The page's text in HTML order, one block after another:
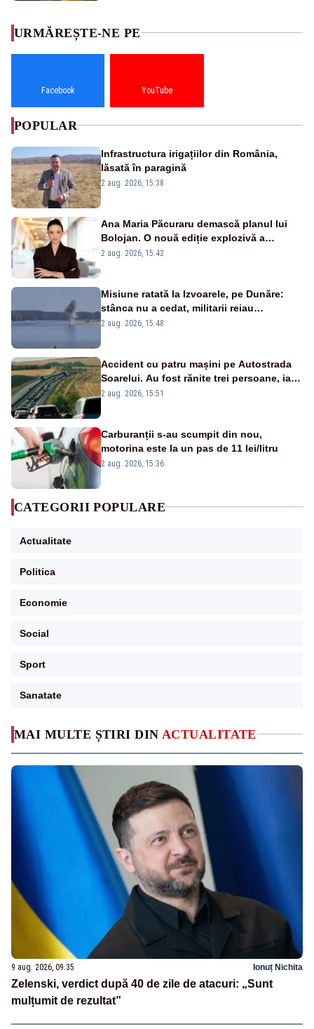
MAI MULTE ȘTIRI DIN ACTUALITATE
9 aug. 2026, 09:35 Ionuț Nichita
Zelenski, verdict după 40 de zile de atacuri: „Sunt
mulțumit de rezultat”
URMĂREȘTE-NE PE
Facebook YouTube
POPULAR
Infrastructura irigațiilor din România,
lăsată în paragină
2 aug. 2026, 15:38
Ana Maria Păcuraru demască planul lui
Bolojan. O nouă ediție explozivă a
emisiunii „Miza Zilei” la Realitatea PLUS
2 aug. 2026, 15:42
Misiune ratată la Izvoarele, pe Dunăre:
stânca nu a cedat, militarii reiau
detonările luni – VIDEO
2 aug. 2026, 15:48
Accident cu patru mașini pe Autostrada
Soarelui. Au fost rănite trei persoane, iar
traficul se desfășoară cu dificultate
2 aug. 2026, 15:51
Carburanții s-au scumpit din nou,
motorina este la un pas de 11 lei/litru
2 aug. 2026, 15:36
CATEGORII POPULARE
Actualitate
Politica
Economie
Social
Sport
Sanatate